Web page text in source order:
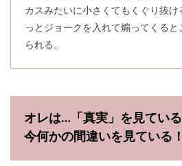
カスみたいに小さくてもくぐり抜け
っとジョークを入れて煽ってくると
られる。
オレは…「真実」を見てい
今何かの間違いを見ている！